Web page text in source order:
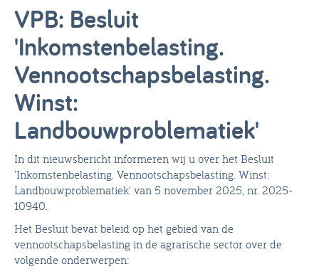
VPB: Besluit
'Inkomstenbelasting.
Vennootschapsbelasting.
Winst:
Landbouwproblematiek'
In dit nieuwsbericht informeren wij u over het Besluit
'Inkomstenbelasting. Vennootschapsbelasting. Winst:
Landbouwproblematiek' van 5 november 2025, nr. 2025-
10940.
Het Besluit bevat beleid op het gebied van de
vennootschapsbelasting in de agrarische sector over de
volgende onderwerpen: